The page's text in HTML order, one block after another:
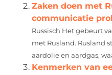
Zaken doen met
communicatie
Russisch Het gebeurt
met Rusland. Rusland
aardolie en aardgas,
Kenmerken van